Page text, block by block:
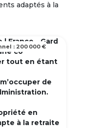
adaptés à la
France - Gard
co
tout en étant
de
en
à la retraite
: 200 000 €